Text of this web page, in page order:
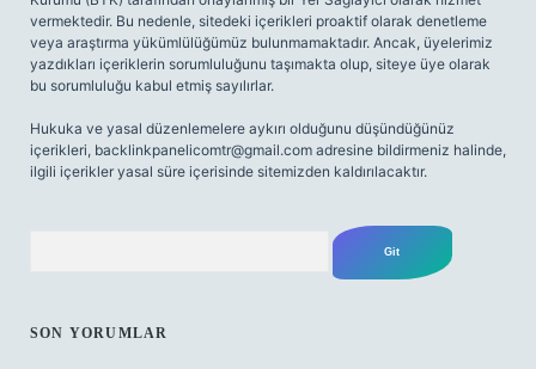
vermektedir. Bu nedenle, sitedeki içerikleri proaktif olarak denetleme
veya araştırma yükümlülüğümüz bulunmamaktadır. Ancak, üyelerimiz
yazdıkları içeriklerin sorumluluğunu taşımakta olup, siteye üye olarak
bu sorumluluğu kabul etmiş sayılırlar.
Hukuka ve yasal düzenlemelere aykırı olduğunu düşündüğünüz
içerikleri, backlinkpanelicomtr@gmail.com adresine bildirmeniz halinde,
ilgili içerikler yasal süre içerisinde sitemizden kaldırılacaktır.
SON YORUMLAR